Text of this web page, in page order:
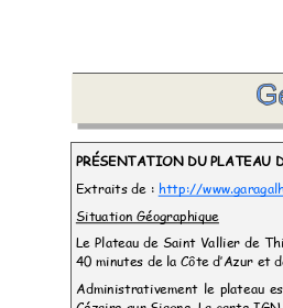
PRÉSENTATION DU PLATEAU
Extraits de : http://
Situation Géographique
Le Plateau de Saint Vallier de
40 minutes de la Côte d’Azur et
Administrativement le plateau